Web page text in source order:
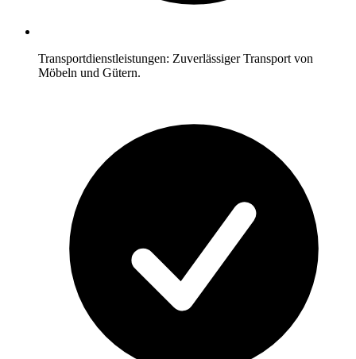
Transportdienstleistungen: Zuverlässiger Transport von
Möbeln und Gütern.